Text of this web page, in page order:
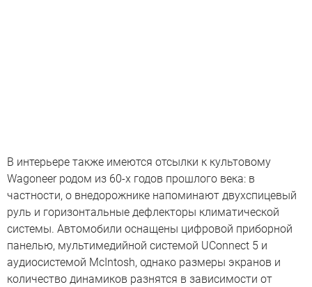
В интерьере также имеются отсылки к культовому
Wagoneer родом из 60-х годов прошлого века: в
частности, о внедорожнике напоминают двухспицевый
руль и горизонтальные дефлекторы климатической
системы. Автомобили оснащены цифровой приборной
панелью, мультимедийной системой UConnect 5 и
аудиосистемой McIntosh, однако размеры экранов и
количество динамиков разнятся в зависимости от